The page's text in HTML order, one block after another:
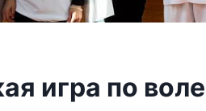
игра по